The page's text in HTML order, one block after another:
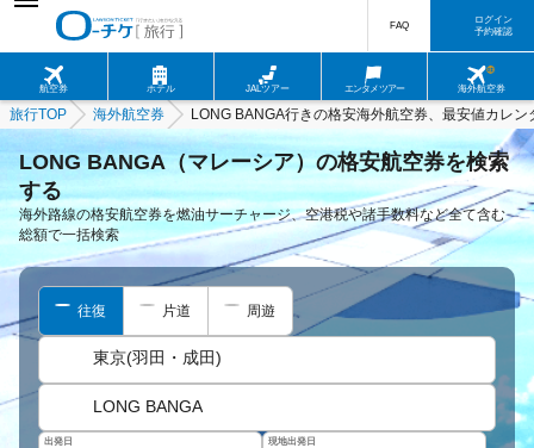
航空券 ホテル JALツアー エンタメツアー 海外航空券
FAQ
ログイン
予約確認
旅行TOP 海外航空券 LONG BANGA行きの格安海外航空券、最安値カレン
LONG BANGA（マレーシア）の格安航空券を検索
する
海外路線の格安航空券を燃油サーチャージ、空港税や諸手数料など全て含む
総額で一括検索
往復 片道 周遊
東京(羽田・成田)
LONG BANGA
出発日 現地出発日